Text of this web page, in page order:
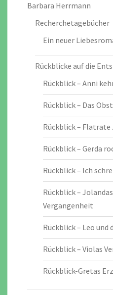
Barbara Herrmann
Recherchetagebücher
Ein neuer
Rückblicke auf die
Rückblick – Anni
Rückblick – Das
Rückblick – Flatrate
Rückblick – Gerda
Rückblick – Ich
Rückblick –
Vergangenheit
Rückblick – Leo und
Rückblick – Violas
Rückblick-Gretas